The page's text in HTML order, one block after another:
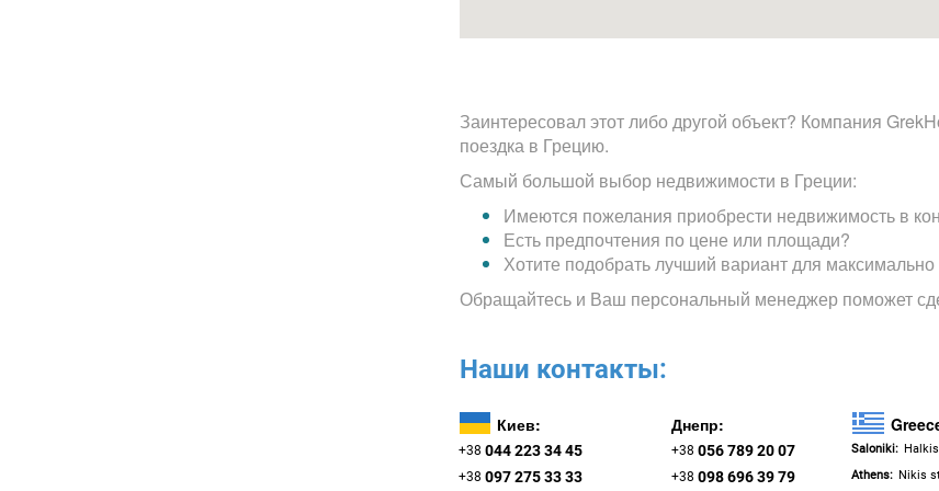
Заинтересовал этот либо другой объект? Компания
поездка в Грецию.
Самый большой выбор недвижимости в Греции:
Имеются пожелания приобрести недвижимость в
Есть предпочтения по цене или площади?
Хотите подобрать лучший вариант для
Обращайтесь и Ваш персональный менеджер поможет
Наши контакты:
Киев: Днепр:
+38 044 223 34 45 +38 056 789 20 07 Saloniki:
+38 097 275 33 33 +38 098 696 39 79 Athens: Nikis